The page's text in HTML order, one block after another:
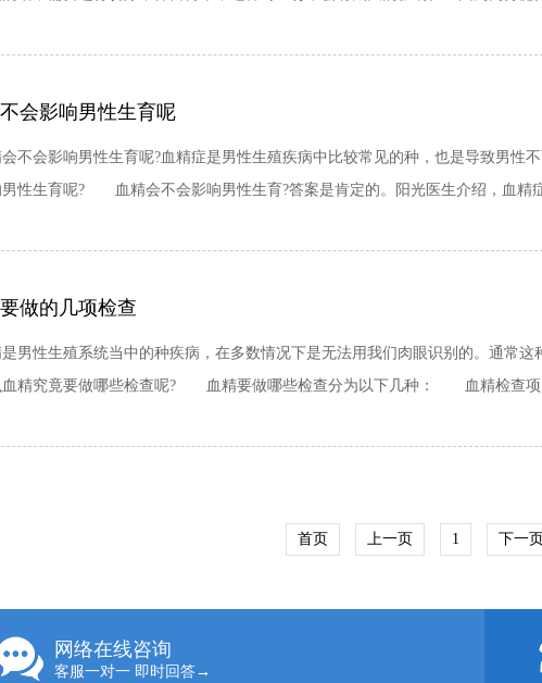
会影响男性生育呢
会影响男性生育呢?血精症是男性生殖疾病中比较常见的种，也是导致男性
男性生育呢? 血精会不会影响男性生育?答案是肯定的。阳光医生介绍，血精
做的几项检查
性生殖系统当中的种疾病，在多数情况下是无法用我们肉眼识别的。通常这
血精究竟要做哪些检查呢? 血精要做哪些检查分为以下几种： 血精检查项
首页 上一页 1 下一页
网络在线咨询
客服一对一 即时回答→